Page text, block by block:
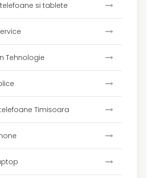
si tablete
Tehnologie
Timisoara